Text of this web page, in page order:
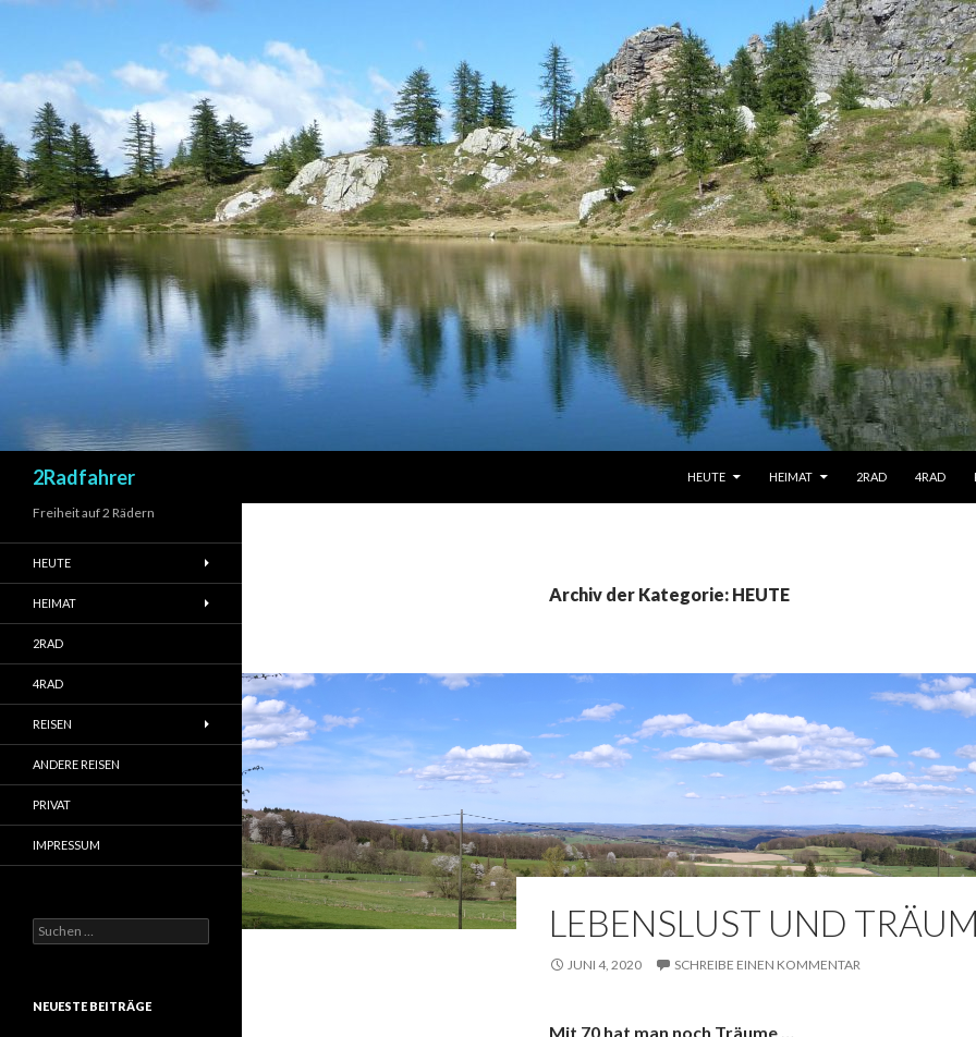
2Radfahrer
HEUTE
HEIMAT 2RAD 4RAD
Archiv der Kategorie: HEUTE
LEBENSLUST UND
JUNI 4, 2020 SCHREIBE EINEN KOMMENTAR
Mit 70 hat man noch Träume …
Freiheit auf 2 Rädern
HEUTE
HEIMAT
2RAD
4RAD
REISEN
ANDERE REISEN
PRIVAT
IMPRESSUM
Suchen
nach:
NEUESTE BEITRÄGE